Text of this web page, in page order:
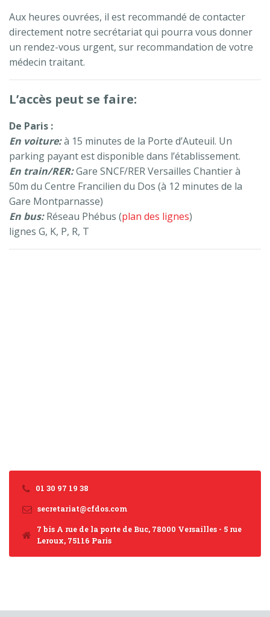
Aux heures ouvrées, il est recommandé de contacter
directement notre secrétariat qui pourra vous donner
un rendez-vous urgent, sur recommandation de votre
médecin traitant.
L’accès peut se faire:
De Paris :
En voiture:à 15 minutes de la Porte d’Auteuil. Un
parking payant est disponible dans l’établissement.
En train/RER:Gare SNCF/RER Versailles Chantier à
50m du Centre Francilien du Dos (à 12 minutes de la
Gare Montparnasse)
En bus:Réseau Phébus (plan des lignes)
lignes G, K, P, R, T
01 30 97 19 38
secretariat@cfdos.com
7 bis A rue de la porte de Buc, 78000 Versailles - 5 rue
Leroux, 75116 Paris